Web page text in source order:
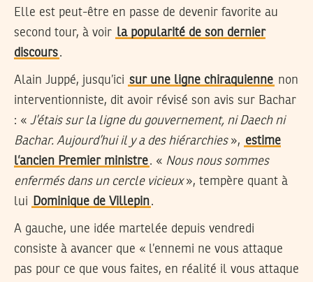
Elle est peut-être en passe de devenir favorite au
second tour, à voir la popularité de son dernier
discours.
Alain Juppé, jusqu’ici sur une ligne chiraquienne non
interventionniste, dit avoir révisé son avis sur Bachar
: « J’étais sur la ligne du gouvernement, ni Daech ni
Bachar. Aujourd’hui il y a des hiérarchies», estime
l’ancien Premier ministre. « Nous nous sommes
enfermés dans un cercle vicieux», tempère quant à
lui
Dominique de Villepin.
A gauche, une idée martelée depuis vendredi
consiste à avancer que « l’ennemi ne vous attaque
pas pour ce que vous faites, en réalité il vous attaque